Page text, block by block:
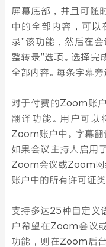
屏幕底部，并且可随
中的全部内容，可以
录”该功能，然后在
整转录”选项。选择完
全部内容。每条字幕
对于付费的Zoom账
翻译功能。用户可以
Zoom账户中。字幕翻
如果会议主持人启用
Zoom会议或Zoom网
账户中的所有许可证
支持多达25种自定义
户希望在Zoom会议
功能，则在Zoom后